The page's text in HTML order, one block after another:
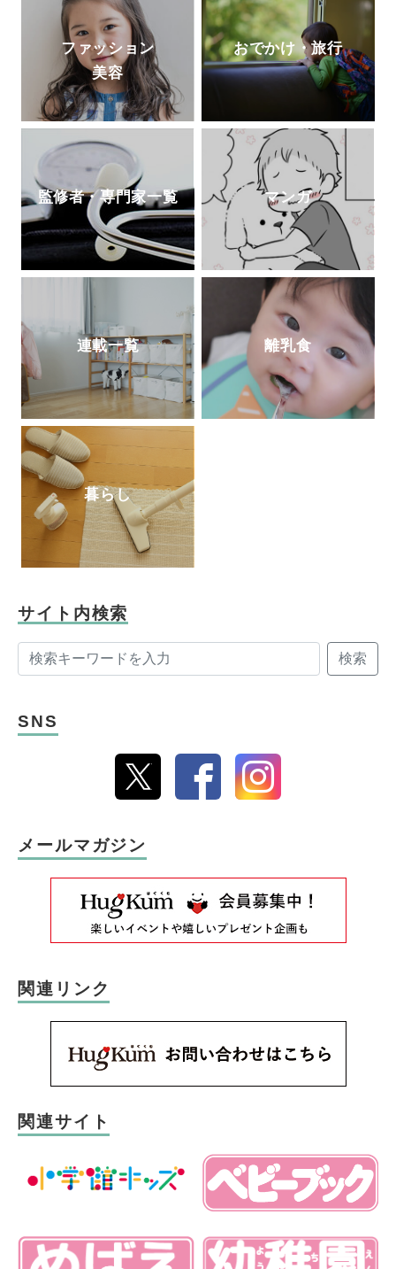
ファッション
美容
おでかけ・旅行
監修者・専門家一覧 マンガ
連載一覧 離乳食
暮らし
サイト内検索
検索
SNS
メールマガジン
関連リンク
関連サイト